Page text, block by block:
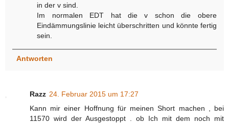
in der v sind.
Im normalen EDT hat die v schon die obere
Eindämmungslinie leicht überschritten und könnte fertig
sein.
Antworten
Razz 24. Februar 2015 um 17:27
Kann mir einer Hoffnung für meinen Short machen , bei
11570 wird der Ausgestoppt . ob Ich mit dem noch mit